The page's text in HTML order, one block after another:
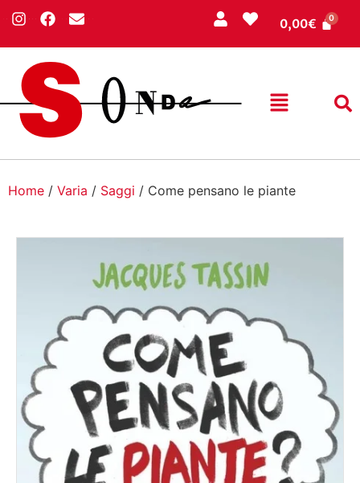
0,00€
Home / Varia / Saggi / Come pensano le piante